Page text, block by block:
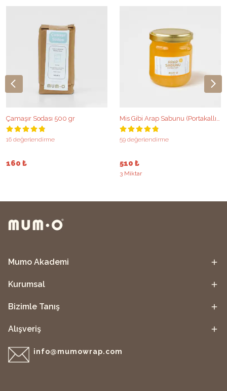
Çamaşır Sodası 500 gr
16 değerlendirme
160 ₺
Mis Gibi Arap Sabunu (Portakallı - 200 g / 400g )
59 değerlendirme
510 ₺
3 Miktar
Mumo Akademi
Kurumsal
Bizimle Tanış
Alışveriş
info@mumowrap.com